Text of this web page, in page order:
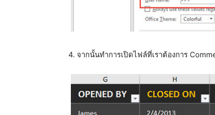
4. จากนั้นทำการเปิดไฟล์ที่เราต้องการ